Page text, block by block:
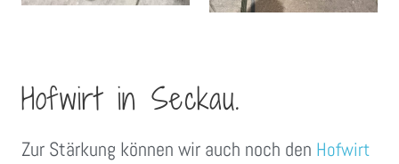
Hofwirt in Seckau.
Zur Stärkung können wir auch noch den Hofwirt